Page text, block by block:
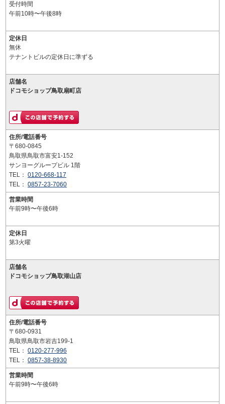
受付時間
午前10時〜午後8時
定休日
無休
テナントビルの定休日に準ずる
店舗名
ドコモショップ鳥取扇町店
住所/電話番号
〒680-0845
鳥取県鳥取市富安1-152
サンヨーグループビル 1階
TEL： 0120-668-117
TEL： 0857-23-7060
営業時間
午前9時〜午後6時
定休日
第3火曜
店舗名
ドコモショップ鳥取湖山店
住所/電話番号
〒680-0931
鳥取県鳥取市岩吉199-1
TEL： 0120-277-996
TEL： 0857-38-8930
営業時間
午前9時〜午後6時